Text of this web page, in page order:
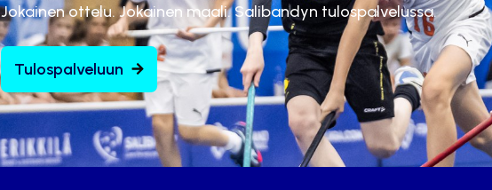
Jokainen ottelu. Jokainen maali. Salibandyn tulospalvelussa.
Tulospalveluun